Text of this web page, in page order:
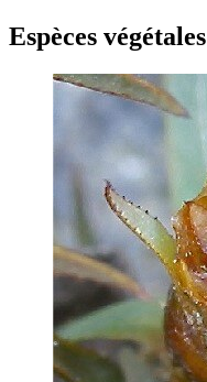
Espèces végétales